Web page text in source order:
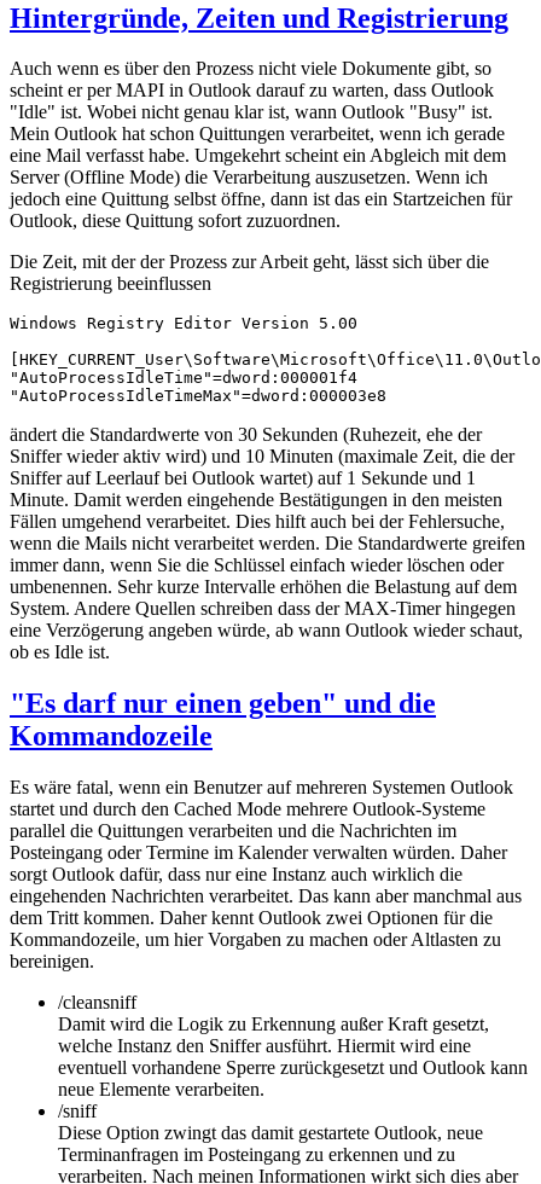
Hintergründe, Zeiten und Registrierung
Auch wenn es über den Prozess nicht viele Dokumente gibt, so
scheint er per MAPI in Outlook darauf zu warten, dass Outlook
"Idle" ist. Wobei nicht genau klar ist, wann Outlook "Busy" ist.
Mein Outlook hat schon Quittungen verarbeitet, wenn ich gerade
eine Mail verfasst habe. Umgekehrt scheint ein Abgleich mit dem
Server (Offline Mode) die Verarbeitung auszusetzen. Wenn ich
jedoch eine Quittung selbst öffne, dann ist das ein Startzeichen für
Outlook, diese Quittung sofort zuzuordnen.
Die Zeit, mit der der Prozess zur Arbeit geht, lässt sich über die
Registrierung beeinflussen
Windows Registry Editor Version 5.00
"AutoProcessIdleTime"=dword:000001f4
"AutoProcessIdleTimeMax"=dword:000003e8
ändert die Standardwerte von 30 Sekunden (Ruhezeit, ehe der
Sniffer wieder aktiv wird) und 10 Minuten (maximale Zeit, die der
Sniffer auf Leerlauf bei Outlook wartet) auf 1 Sekunde und 1
Minute. Damit werden eingehende Bestätigungen in den meisten
Fällen umgehend verarbeitet. Dies hilft auch bei der Fehlersuche,
wenn die Mails nicht verarbeitet werden. Die Standardwerte greifen
immer dann, wenn Sie die Schlüssel einfach wieder löschen oder
umbenennen. Sehr kurze Intervalle erhöhen die Belastung auf dem
System. Andere Quellen schreiben dass der MAX-Timer hingegen
eine Verzögerung angeben würde, ab wann Outlook wieder schaut,
ob es Idle ist.
"Es darf nur einen geben" und die
Kommandozeile
Es wäre fatal, wenn ein Benutzer auf mehreren Systemen Outlook
startet und durch den Cached Mode mehrere Outlook-Systeme
parallel die Quittungen verarbeiten und die Nachrichten im
Posteingang oder Termine im Kalender verwalten würden. Daher
sorgt Outlook dafür, dass nur eine Instanz auch wirklich die
eingehenden Nachrichten verarbeitet. Das kann aber manchmal aus
dem Tritt kommen. Daher kennt Outlook zwei Optionen für die
Kommandozeile, um hier Vorgaben zu machen oder Altlasten zu
bereinigen.
/cleansniff
Damit wird die Logik zu Erkennung außer Kraft gesetzt,
welche Instanz den Sniffer ausführt. Hiermit wird eine
eventuell vorhandene Sperre zurückgesetzt und Outlook kann
neue Elemente verarbeiten.
/sniff
Diese Option zwingt das damit gestartete Outlook, neue
Terminanfragen im Posteingang zu erkennen und zu
verarbeiten. Nach meinen Informationen wirkt sich dies aber